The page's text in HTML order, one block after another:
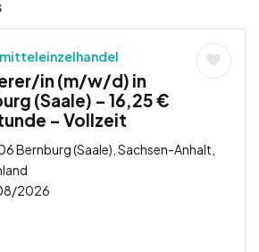
in (m/w/d) in
(Saale) – 16,25 €
– Vollzeit
Bernburg (Saale), Sachsen-Anhalt,
2026